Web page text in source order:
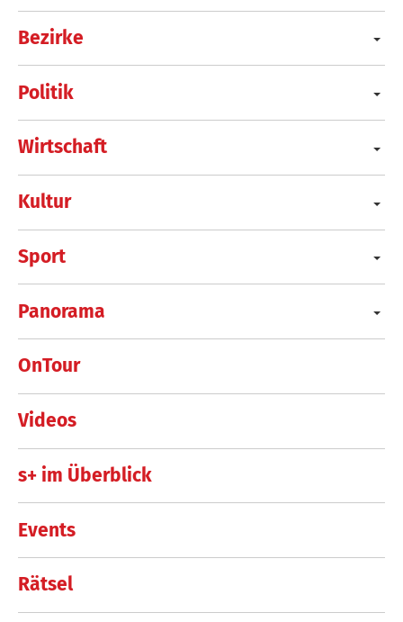
Bezirke
Politik
Wirtschaft
Kultur
Sport
Panorama
OnTour
Videos
s+ im Überblick
Events
Rätsel